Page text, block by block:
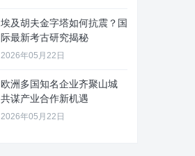
埃及胡夫金字塔如何抗震？国
际最新考古研究揭秘
2026年05月22日
欧洲多国知名企业齐聚山城
共谋产业合作新机遇
2026年05月22日